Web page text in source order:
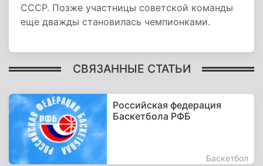
СССР. Позже участницы советской команды
еще дважды становилась чемпионками.
СВЯЗАННЫЕ СТАТЬИ
Российская федерация
Баскетбола РФБ
Баскетбол